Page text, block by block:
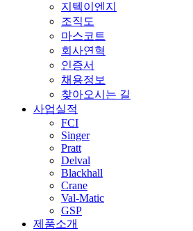
지텍이엔지
조직도
마스코트
회사연혁
인증서
채용정보
찾아오시는 길
사업실적
FCI
Singer
Pratt
Delval
Blackhall
Crane
Val-Matic
GSP
제품소개